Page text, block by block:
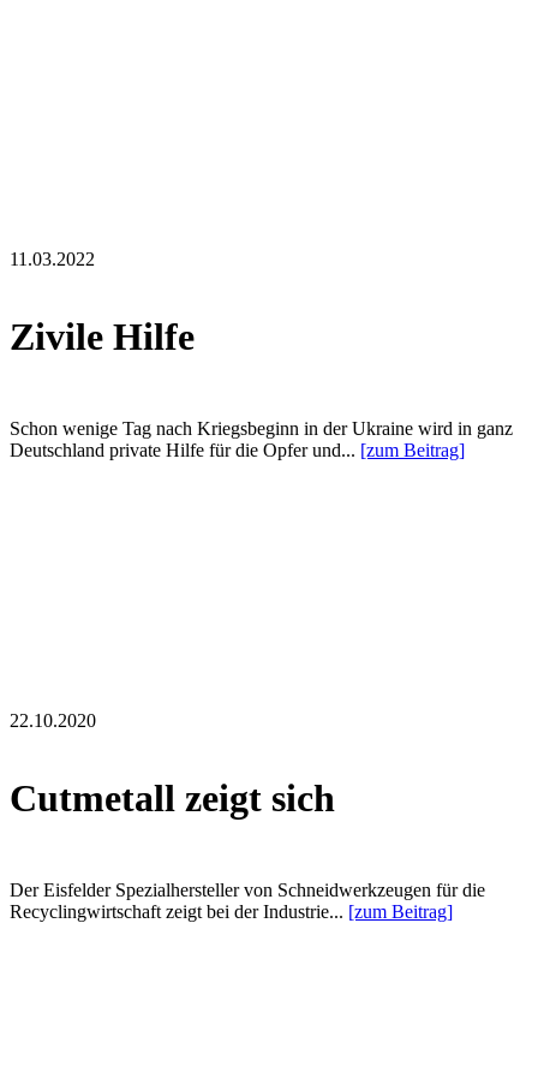
11.03.2022
Zivile Hilfe
Schon wenige Tag nach Kriegsbeginn in der Ukraine wird in ganz
Deutschland private Hilfe für die Opfer und... [zum Beitrag]
22.10.2020
Cutmetall zeigt sich
Der Eisfelder Spezialhersteller von Schneidwerkzeugen für die
Recyclingwirtschaft zeigt bei der Industrie... [zum Beitrag]